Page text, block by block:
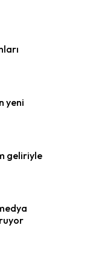
yeni
geliriyle